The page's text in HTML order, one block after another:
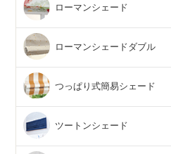
ローマンシェード
ローマンシェードダブル
つっぱり式簡易シェード
ツートンシェード